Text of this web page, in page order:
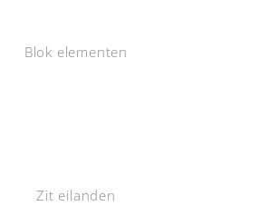
Blok elementen
Zit eilanden